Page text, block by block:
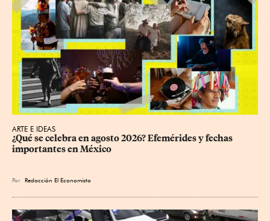
ARTE E IDEAS
¿Qué se celebra en agosto 2026? Efemérides y fechas
importantes en México
Por Redacción El Economista